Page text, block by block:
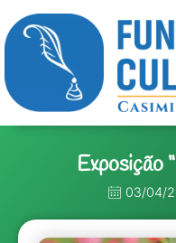
Exposição
03/04/